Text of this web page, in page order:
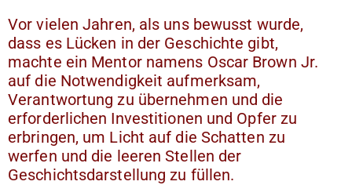
Vor vielen Jahren, als uns bewusst wurde,
dass es Lücken in der Geschichte gibt,
machte ein Mentor namens Oscar Brown Jr.
auf die Notwendigkeit aufmerksam,
Verantwortung zu übernehmen und die
erforderlichen Investitionen und Opfer zu
erbringen, um Licht auf die Schatten zu
werfen und die leeren Stellen der
Geschichtsdarstellung zu füllen.